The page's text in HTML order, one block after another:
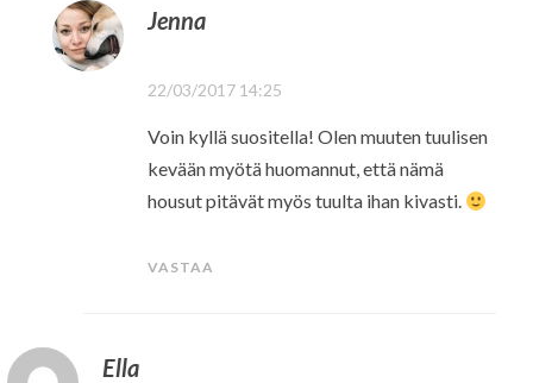
Jenna
22/03/2017 14:25
Voin kyllä suositella! Olen muuten tuulisen
kevään myötä huomannut, että nämä
housut pitävät myös tuulta ihan kivasti.
VASTAA
Ella